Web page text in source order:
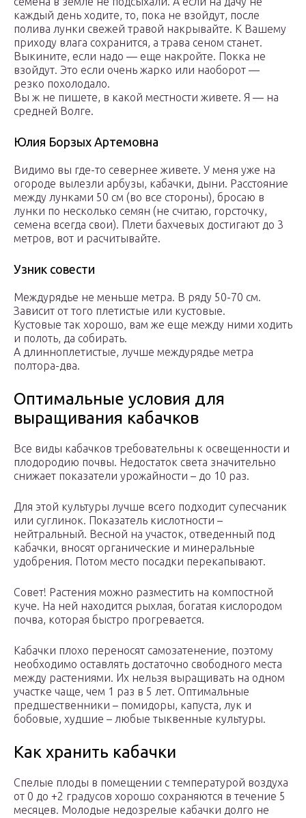
каждый день ходите, то, пока не взойдут, после
полива лунки свежей травой накрывайте. К Вашему
приходу влага сохранится, а трава сеном станет.
Выкините, если надо — еще накройте. Покка не
взойдут. Это если очень жарко или наоборот —
резко похолодало.
Вы ж не пишете, в какой местности живете. Я — на
средней Волге.
Юлия Борзых Артемовна
Видимо вы где-то севернее живете. У меня уже на
огороде вылезли арбузы, кабачки, дыни. Расстояние
между лунками 50 см (во все стороны), бросаю в
лунки по несколько семян (не считаю, горсточку,
семена всегда свои). Плети бахчевых достигают до 3
метров, вот и расчитывайте.
Узник совести
Междурядье не меньше метра. В ряду 50-70 см.
Зависит от того плетистые или кустовые.
Кустовые так хорошо, вам же еще между ними ходить
и полоть, да собирать.
А длинноплетистые, лучше междурядье метра
полтора-два.
Оптимальные условия для
выращивания кабачков
Все виды кабачков требовательны к освещенности и
плодородию почвы. Недостаток света значительно
снижает показатели урожайности – до 10 раз.
Для этой культуры лучше всего подходит супесчаник
или суглинок. Показатель кислотности –
нейтральный. Весной на участок, отведенный под
кабачки, вносят органические и минеральные
удобрения. Потом место посадки перекапывают.
Совет! Растения можно разместить на компостной
куче. На ней находится рыхлая, богатая кислородом
почва, которая быстро прогревается.
Кабачки плохо переносят самозатенение, поэтому
необходимо оставлять достаточно свободного места
между растениями. Их нельзя выращивать на одном
участке чаще, чем 1 раз в 5 лет. Оптимальные
предшественники – помидоры, капуста, лук и
бобовые, худшие – любые тыквенные культуры.
Как хранить кабачки
Спелые плоды в помещении с температурой воздуха
от 0 до +2 градусов хорошо сохраняются в течение 5
месяцев. Молодые недозрелые кабачки долго не